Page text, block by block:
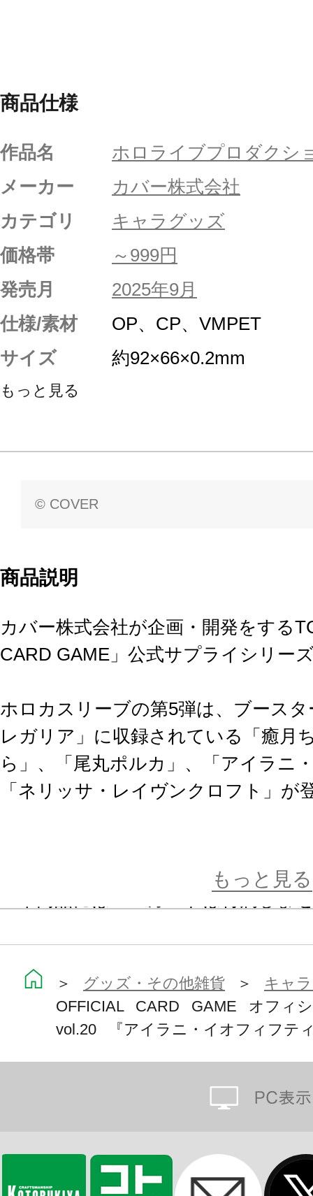
商品仕様
作品名
ホロライブプロダクシ
メーカー
カバー株式会社
カテゴリ
キャラグッズ
価格帯
～999円
発売月
2025年9月
仕様/素材
OP、CP、VMPET
サイズ
約92×66×0.2mm
もっと見る
© COVER
商品説明
カバー株式会社が企画・開発をする
CARD GAME」公式サプライシリー
ホロカスリーブの第5弾は、ブース
レガリア」に収録されている「癒月
ら」、「尾丸ポルカ」、「アイラニ
「ネリッサ・レイヴンクロフト」が
もっと見る
＞ グッズ・その他雑貨 ＞ キャ
OFFICIAL CARD GAME オフィ
vol.20 『アイラニ・イオフィフテ